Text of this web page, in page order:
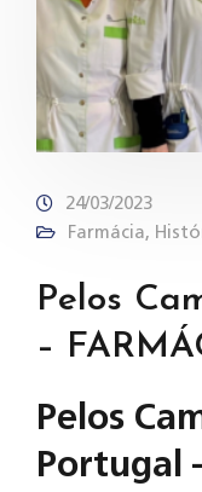
24/03/2023
Farmácia,
Pelos
–
Pelos
Portugal